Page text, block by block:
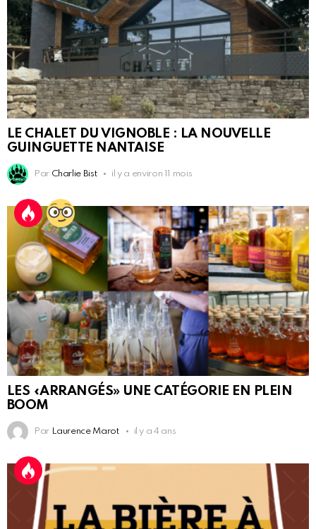
LE CHALET DU VIGNOBLE : LA NOUVELLE
GUINGUETTE NANTAISE
Par Charlie Bist il y a environ 11 mois
LES «ARRANGÉS» UNE CATÉGORIE EN PLEIN
BOOM
Par Laurence Marot il y a 4 ans